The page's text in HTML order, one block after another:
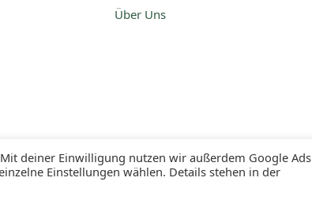
Über Uns
deiner Einwilligung nutzen wir außerdem Google Ads
Einstellungen wählen. Details stehen in der